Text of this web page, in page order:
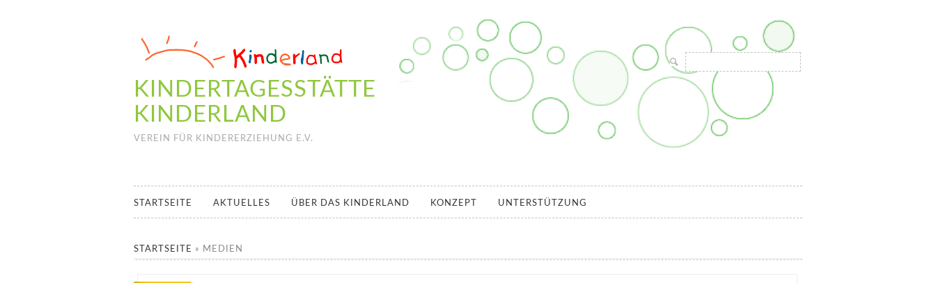
KINDERTAGESSTÄTTE
KINDERLAND
VEREIN FÜR KINDERERZIEHUNG E.V.
Suche
nach:
STARTSEITE AKTUELLES ÜBER DAS KINDERLAND KONZEPT UNTERSTÜTZUNG
STARTSEITE » MEDIEN